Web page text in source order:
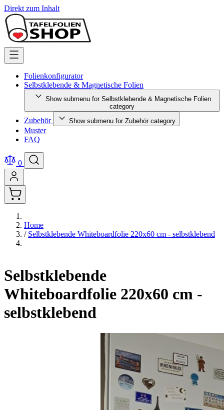
Direkt zum Inhalt
Folienkonfigurator
Selbstklebende & Magnetische Folien
Show submenu for Selbstklebende & Magnetische Folien
category
Zubehör Show submenu for Zubehör category
Muster
FAQ
0
Home
/ Selbstklebende Whiteboardfolie 220x60 cm - selbstklebend
Selbstklebende
Whiteboardfolie 220x60 cm -
selbstklebend